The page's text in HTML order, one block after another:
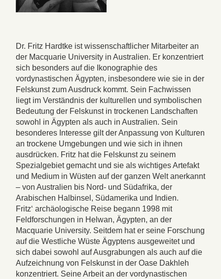
Dr. Fritz Hardtke ist wissenschaftlicher Mitarbeiter an
der Macquarie University in Australien. Er konzentriert
sich besonders auf die Ikonographie des
vordynastischen Ägypten, insbesondere wie sie in der
Felskunst zum Ausdruck kommt. Sein Fachwissen
liegt im Verständnis der kulturellen und symbolischen
Bedeutung der Felskunst in trockenen Landschaften
sowohl in Ägypten als auch in Australien. Sein
besonderes Interesse gilt der Anpassung von Kulturen
an trockene Umgebungen und wie sich in ihnen
ausdrücken. Fritz hat die Felskunst zu seinem
Spezialgebiet gemacht und sie als wichtiges Artefakt
und Medium in Wüsten auf der ganzen Welt anerkannt
– von Australien bis Nord- und Südafrika, der
Arabischen Halbinsel, Südamerika und Indien.
Fritz‘ archäologische Reise begann 1998 mit
Feldforschungen in Helwan, Ägypten, an der
Macquarie University. Seitdem hat er seine Forschung
auf die Westliche Wüste Ägyptens ausgeweitet und
sich dabei sowohl auf Ausgrabungen als auch auf die
Aufzeichnung von Felskunst in der Oase Dakhleh
konzentriert. Seine Arbeit an der vordynastischen